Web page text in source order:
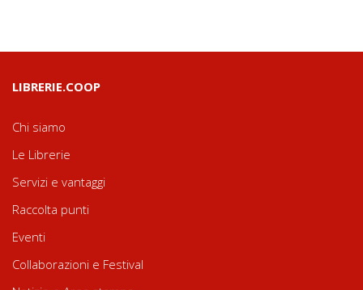
LIBRERIE.COOP
Chi siamo
Le Librerie
Servizi e vantaggi
Raccolta punti
Eventi
Collaborazioni e Festival